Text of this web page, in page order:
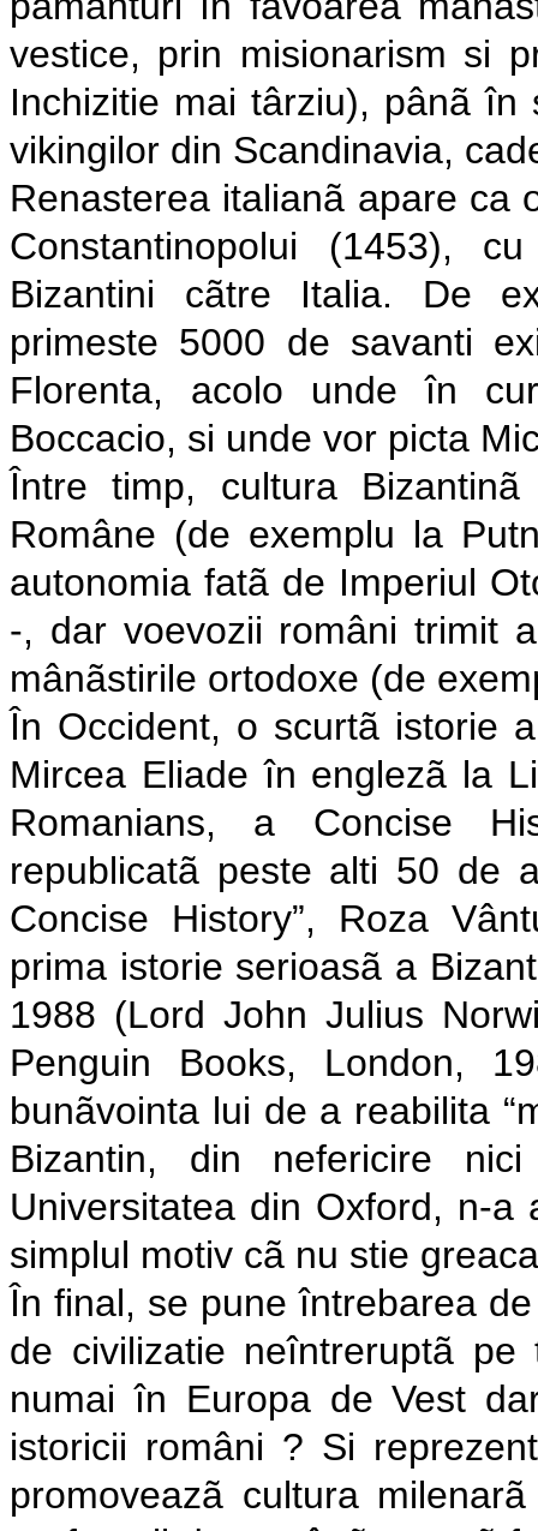
vestice, prin misionarism si
Inchizitie mai târziu), pânã
vikingilor din Scandinavia,
Renasterea italianã apare ca
Constantinopolui (1453),
Bizantini cãtre Italia. De
primeste 5000 de savanti
Florenta, acolo unde în
Boccacio, si unde vor picta
Între timp, cultura
Române (de exemplu la
autonomia fatã de Imperiul
-, dar voevozii români trimit
mânãstirile ortodoxe (de
În Occident, o scurtã istorie
Mircea Eliade în englezã la
Romanians, a Concise
republicatã peste alti 50 de
Concise History”, Roza
prima istorie serioasã a
1988 (Lord John Julius
Penguin Books, London,
bunãvointa lui de a reabilita
Bizantin, din nefericire
Universitatea din Oxford, n-a
simplul motiv cã nu stie
În final, se pune întrebarea
de civilizatie neîntreruptã
numai în Europa de Vest
istoricii români ? Si
promoveazã cultura